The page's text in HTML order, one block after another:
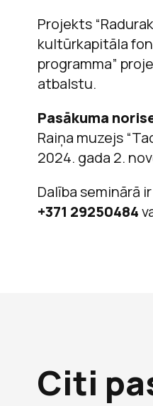
Projekts
kultūrkapitāla
programma”
atbalstu.
Pasākuma
Raiņa muzejs
2024. gada 2.
Dalība seminārā
+371 29250484
Citi